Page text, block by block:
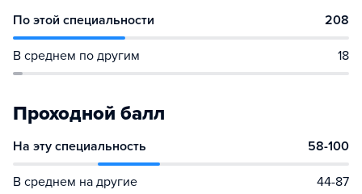
По этой специальности 208
В среднем по другим 18
Проходной балл
На эту специальность 58-100
В среднем на другие 44-87